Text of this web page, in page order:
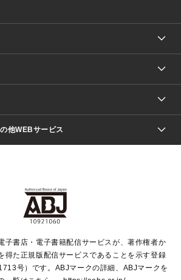
ツ
ベライズ
ン Cobalt
他WEBサービス
ART HERITAGE
子書店・電子書籍配信サービスが、著作権者か
得た正規版配信サービスであることを示す登録
号）です。ABJマークの詳細、ABJマークを